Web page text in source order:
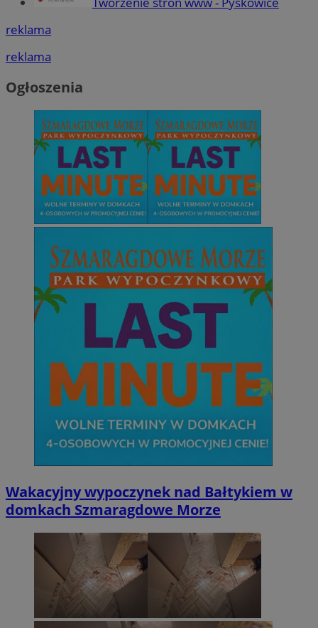
reklama
reklama
Ogłoszenia
Wakacyjny wypoczynek nad Bałtykiem w
domkach Szmaragdowe Morze